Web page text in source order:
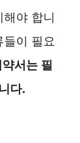
야 합니
들이 필요
서는 필
다.